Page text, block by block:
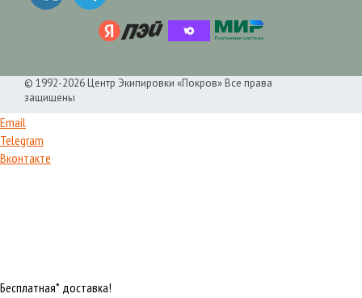
© 1992-2026 Центр Экипировки «Покров» Все права
защищены
Email
Telegram
Вконтакте
Бесплатная* доставка!